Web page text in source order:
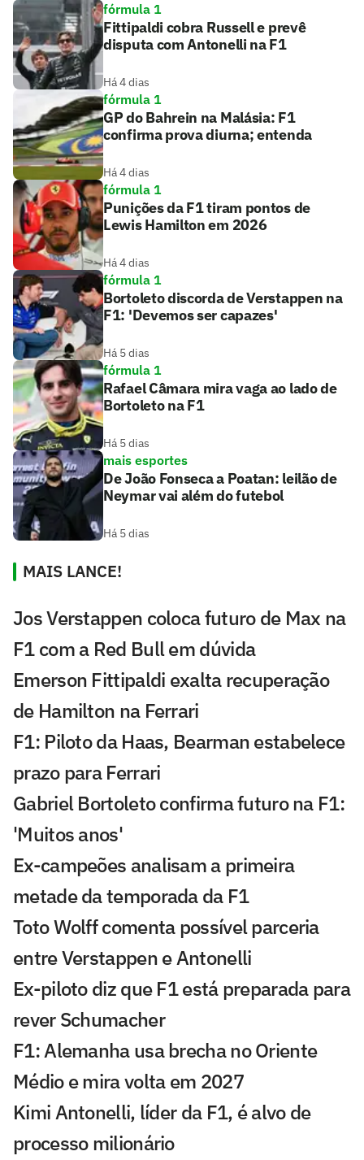
fórmula 1
Fittipaldi cobra Russell e prevê
disputa com Antonelli na F1
Há 4 dias
fórmula 1
GP do Bahrein na Malásia: F1
confirma prova diurna; entenda
Há 4 dias
fórmula 1
Punições da F1 tiram pontos de
Lewis Hamilton em 2026
Há 4 dias
fórmula 1
Bortoleto discorda de Verstappen na
F1: 'Devemos ser capazes'
Há 5 dias
fórmula 1
Rafael Câmara mira vaga ao lado de
Bortoleto na F1
Há 5 dias
mais esportes
De João Fonseca a Poatan: leilão de
Neymar vai além do futebol
Há 5 dias
MAIS LANCE!
Jos Verstappen coloca futuro de Max na
F1 com a Red Bull em dúvida
Emerson Fittipaldi exalta recuperação
de Hamilton na Ferrari
F1: Piloto da Haas, Bearman estabelece
prazo para Ferrari
Gabriel Bortoleto confirma futuro na F1:
'Muitos anos'
Ex-campeões analisam a primeira
metade da temporada da F1
Toto Wolff comenta possível parceria
entre Verstappen e Antonelli
Ex-piloto diz que F1 está preparada para
rever Schumacher
F1: Alemanha usa brecha no Oriente
Médio e mira volta em 2027
Kimi Antonelli, líder da F1, é alvo de
processo milionário